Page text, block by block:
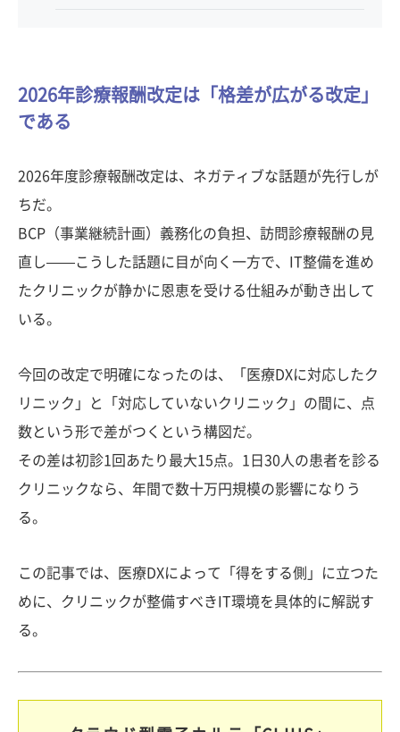
2026年診療報酬改定は「格差が広がる改定」
である
2026年度診療報酬改定は、ネガティブな話題が先行しが
ちだ。
BCP（事業継続計画）義務化の負担、訪問診療報酬の見
直し——こうした話題に目が向く一方で、IT整備を進め
たクリニックが静かに恩恵を受ける仕組みが動き出して
いる。
今回の改定で明確になったのは、「医療DXに対応したク
リニック」と「対応していないクリニック」の間に、点
数という形で差がつくという構図だ。
その差は初診1回あたり最大15点。1日30人の患者を診る
クリニックなら、年間で数十万円規模の影響になりう
る。
この記事では、医療DXによって「得をする側」に立つた
めに、クリニックが整備すべきIT環境を具体的に解説す
る。